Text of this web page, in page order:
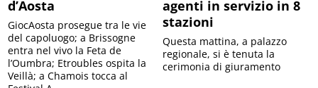
d’Aosta
GiocAosta prosegue tra le vie
del capoluogo; a Brissogne
entra nel vivo la Feta de
l’Oumbra; Etroubles ospita la
Veillà; a Chamois tocca al
agenti in servizio in 8
stazioni
Questa mattina, a palazzo
regionale, si è tenuta la
cerimonia di giuramento